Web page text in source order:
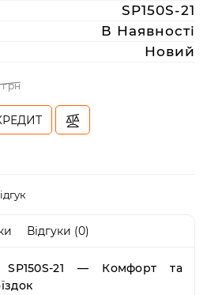
SP150S-21
В Наявності
Новий
грн
Відгуки (0)
21 — Комфорт та